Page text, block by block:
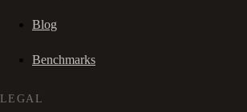
Blog
Benchmarks
LEGAL